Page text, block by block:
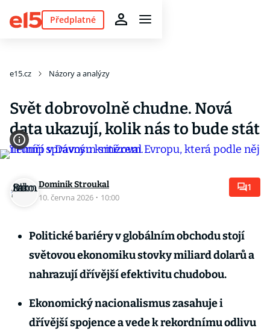
Předplatné
e15.cz Názory a analýzy
Svět dobrovolně chudne. Nová
data ukazují, kolik nás to bude stát
Dominik Stroukal
10. června 2026 · 10:00
1
Politické bariéry v globálním obchodu stojí
světovou ekonomiku stovky miliard dolarů a
nahrazují dřívější efektivitu chudobou.
Ekonomický nacionalismus zasahuje i
dřívější spojence a vede k rekordnímu odlivu